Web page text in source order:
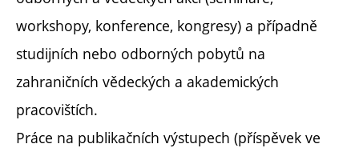
workshopy, konference, kongresy) a případně
studijních nebo odborných pobytů na
zahraničních vědeckých a akademických
pracovištích.
Práce na publikačních výstupech (příspěvek ve